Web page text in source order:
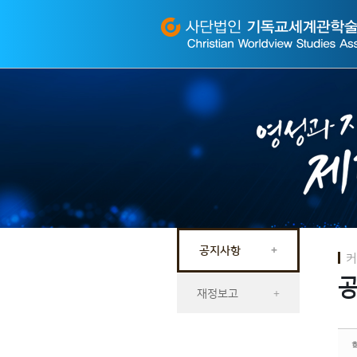
공지사항 +
재정보고 +
스케치북5
스케치북5